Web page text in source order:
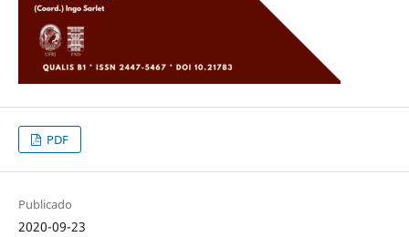
PDF
Publicado
2020-09-23